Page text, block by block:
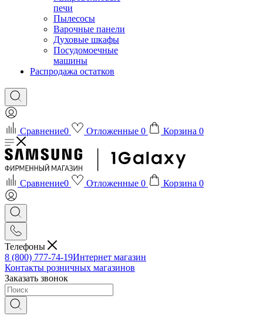
печи
Пылесосы
Варочные панели
Духовые шкафы
Посудомоечные
машины
Распродажа остатков
Сравнение0 Отложенные 0 Корзина 0
Сравнение0 Отложенные 0 Корзина 0
Телефоны
8 (800) 777-74-19Интернет магазин
Контакты розничных магазинов
Заказать звонок